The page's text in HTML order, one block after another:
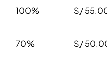
100% S/
70% S/